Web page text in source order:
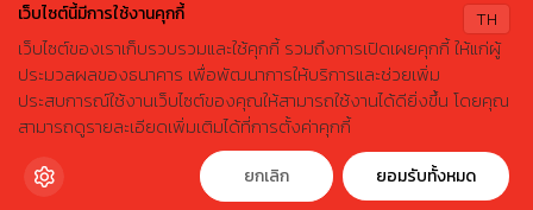
ค้นหาบ้านมือสองธอส.
ลองเปลี่ยนมาใช้ผ่านแอปดูสิ ใช้ง่าย รวดเร็ว โหลดเลย!
X
© 2026 GHBhomecenter.com. All rights reserved.
ธนาคารอาคารสงเคราะห์ (สำนักงานใหญ่) 63 ถนนพระราม 9 เขตห้วยขวาง
กรุงเทพมหานคร 10310
โทรศัพท์: 0-2645-9000 โทรสาร: 0-2645-9001 อีเมล :
crm@ghb.co.thเว็บไซต์
www.ghbank.co.th
TH
เว็บไซต์นี้มีการใช้งานคุกกี้
เว็บไซต์ของเราเก็บรวบรวมและใช้คุกกี้ รวมถึงการเปิดเผยคุกกี้ ให้แก่ผู้
ประมวลผลของธนาคาร เพื่อพัฒนาการให้บริการและช่วยเพิ่ม
ประสบการณ์ใช้งานเว็บไซต์ของคุณให้สามารถใช้งานได้ดียิ่งขึ้น โดยคุณ
สามารถดูรายละเอียดเพิ่มเติมได้ที่การตั้งค่าคุกกี้
ยกเลิก ยอมรับทั้งหมด